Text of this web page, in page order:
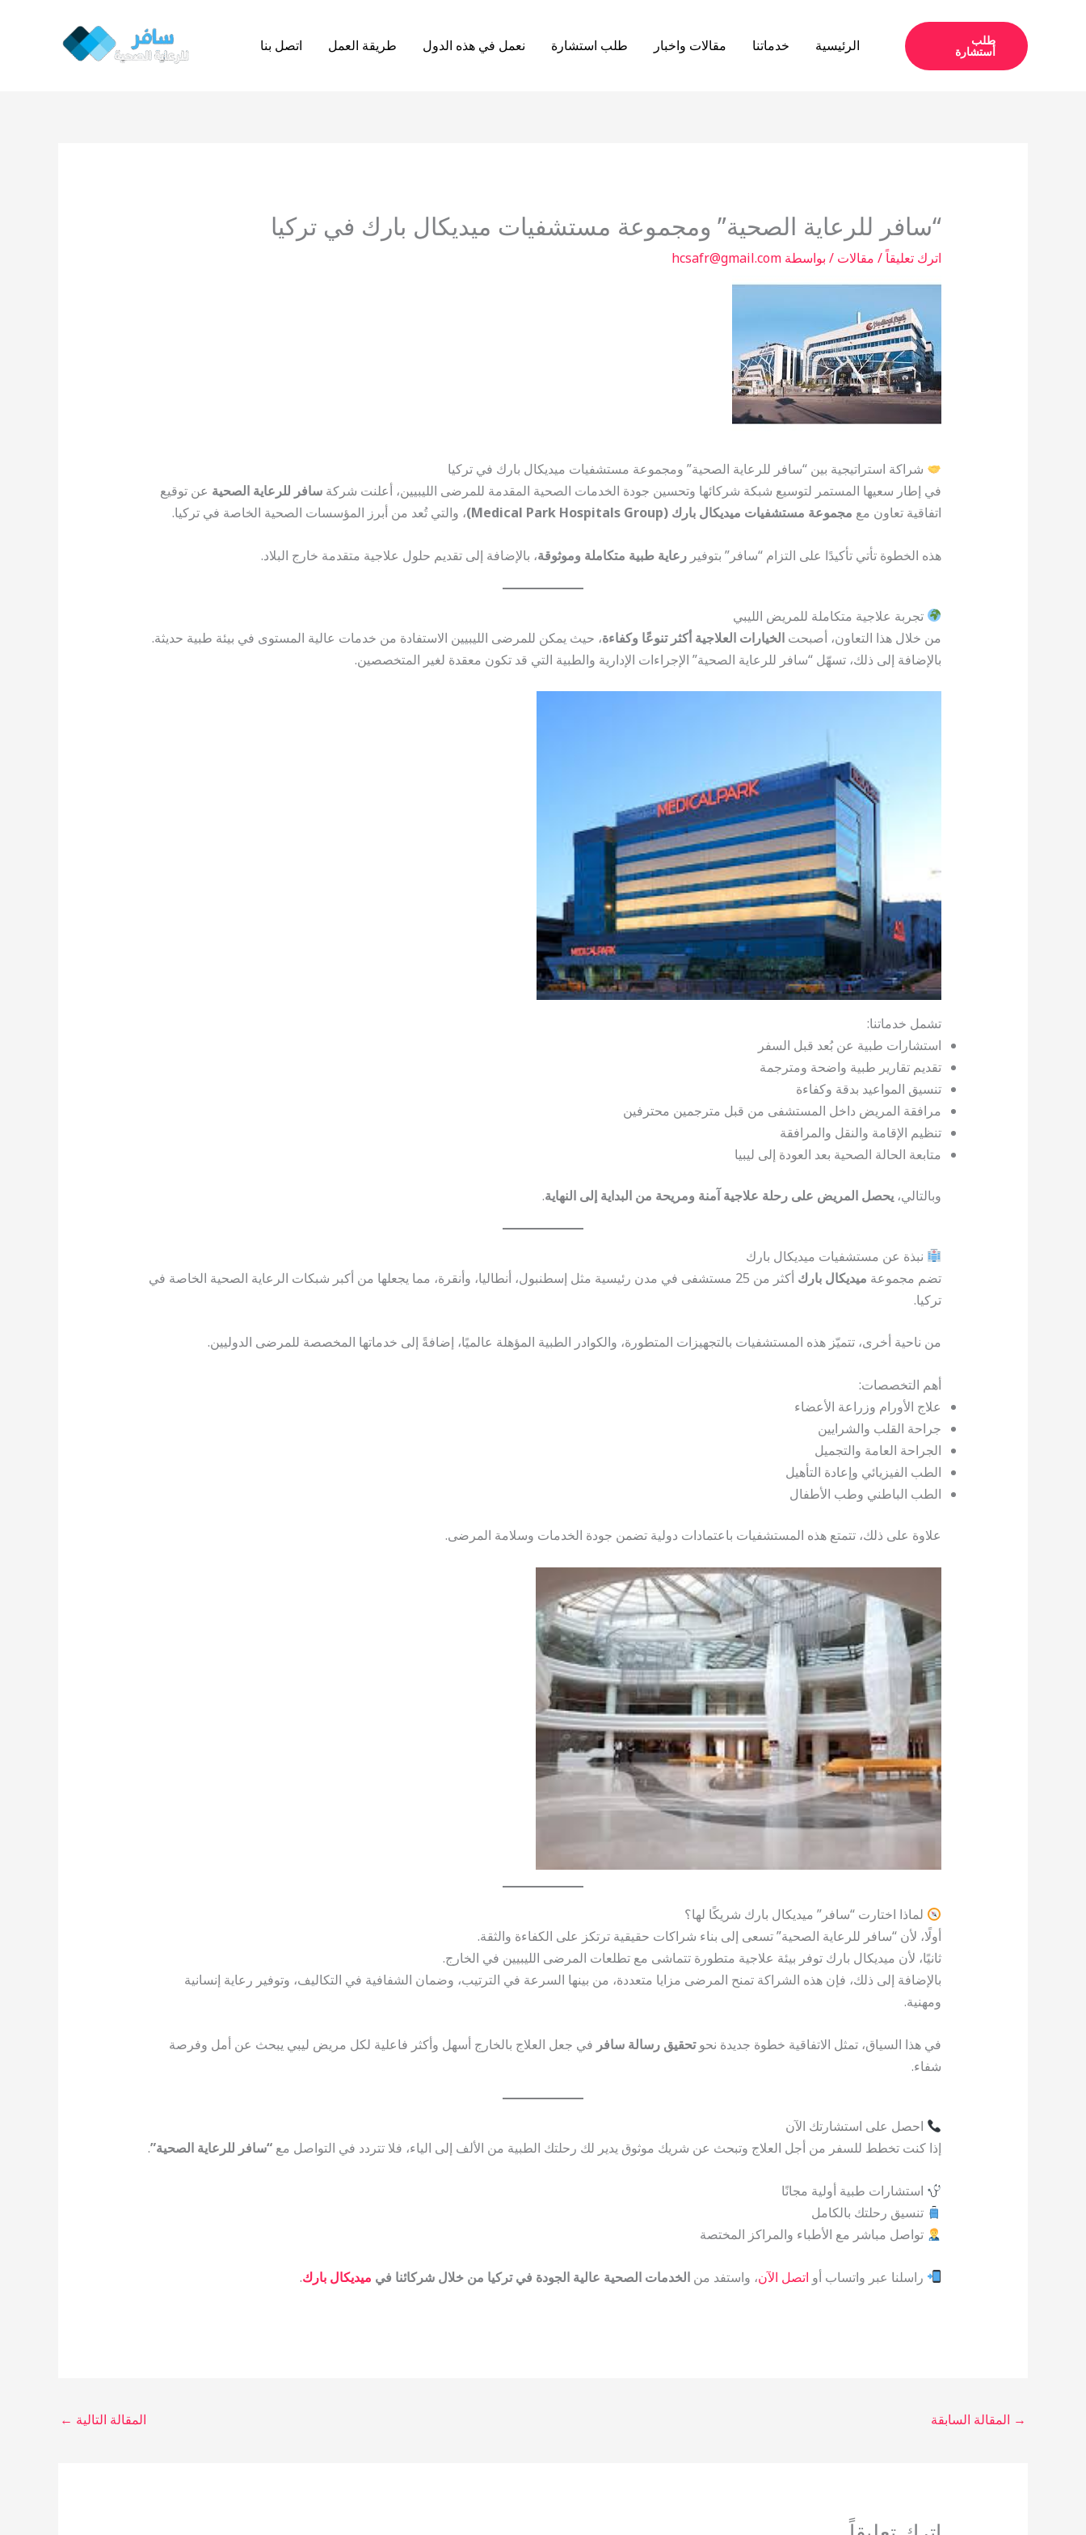
طلب
أستشارة الرئيسية خدماتنا مقالات واخبار طلب استشارة نعمل في هذه الدول طريقة العمل اتصل بنا
“سافر للرعاية الصحية” ومجموعة مستشفيات ميديكال بارك في تركيا
اترك تعليقاً/ مقالات / بواسطة hcsafr@gmail.com
شراكة استراتيجية بين “سافر للرعاية الصحية” ومجموعة مستشفيات ميديكال بارك في تركيا
في إطار سعيها المستمر لتوسيع شبكة شركائها وتحسين جودة الخدمات الصحية المقدمة للمرضى الليبيين، أعلنت شركة سافر للرعاية الصحية عن توقيع
اتفاقية تعاون مع مجموعة مستشفيات ميديكال بارك (Medical Park Hospitals Group) ، والتي تُعد من أبرز المؤسسات الصحية الخاصة في تركيا.
هذه الخطوة تأتي تأكيدًا على التزام “سافر” بتوفير رعاية طبية متكاملة وموثوقة، بالإضافة إلى تقديم حلول علاجية متقدمة خارج البلاد.
تجربة علاجية متكاملة للمريض الليبي
من خلال هذا التعاون، أصبحت الخيارات العلاجية أكثر تنوعًا وكفاءة، حيث يمكن للمرضى الليبيين الاستفادة من خدمات عالية المستوى في بيئة طبية حديثة.
بالإضافة إلى ذلك، تسهّل “سافر للرعاية الصحية” الإجراءات الإدارية والطبية التي قد تكون معقدة لغير المتخصصين.
تشمل خدماتنا:
استشارات طبية عن بُعد قبل السفر
تقديم تقارير طبية واضحة ومترجمة
تنسيق المواعيد بدقة وكفاءة
مرافقة المريض داخل المستشفى من قبل مترجمين محترفين
تنظيم الإقامة والنقل والمرافقة
متابعة الحالة الصحية بعد العودة إلى ليبيا
وبالتالي، يحصل المريض على رحلة علاجية آمنة ومريحة من البداية إلى النهاية.
نبذة عن مستشفيات ميديكال بارك
تضم مجموعة ميديكال بارك
أكثر من 25 مستشفى في مدن رئيسية مثل إسطنبول، أنطاليا، وأنقرة، مما يجعلها من أكبر شبكات الرعاية الصحية الخاصة في
تركيا.
من ناحية أخرى، تتميّز هذه المستشفيات بالتجهيزات المتطورة، والكوادر الطبية المؤهلة عالميًا، إضافةً إلى خدماتها المخصصة للمرضى الدوليين.
أهم التخصصات:
علاج الأورام وزراعة الأعضاء
جراحة القلب والشرايين
الجراحة العامة والتجميل
الطب الفيزيائي وإعادة التأهيل
الطب الباطني وطب الأطفال
علاوة على ذلك، تتمتع هذه المستشفيات باعتمادات دولية تضمن جودة الخدمات وسلامة المرضى.
لماذا اختارت “سافر” ميديكال بارك شريكًا لها؟
أولًا، لأن “سافر للرعاية الصحية” تسعى إلى بناء شراكات حقيقية ترتكز على الكفاءة والثقة.
ثانيًا، لأن ميديكال بارك توفر بيئة علاجية متطورة تتماشى مع تطلعات المرضى الليبيين في الخارج.
بالإضافة إلى ذلك، فإن هذه الشراكة تمنح المرضى مزايا متعددة، من بينها السرعة في الترتيب، وضمان الشفافية في التكاليف، وتوفير رعاية إنسانية
ومهنية.
في هذا السياق، تمثل الاتفاقية خطوة جديدة نحوتحقيق رسالة سافر في جعل العلاج بالخارج أسهل وأكثر فاعلية لكل مريض ليبي يبحث عن أمل وفرصة
شفاء.
احصل على استشارتك الآن
إذا كنت تخطط للسفر من أجل العلاج وتبحث عن شريك موثوق يدير لك رحلتك الطبية من الألف إلى الياء، فلا تتردد في التواصل مع “سافر للرعاية الصحية”.
استشارات طبية أولية مجانًا
تنسيق رحلتك بالكامل
تواصل مباشر مع الأطباء والمراكز المختصة
راسلنا عبر واتساب أو اتصل الآن، واستفد من الخدمات الصحية عالية الجودة في تركيا من خلال شركائنا في ميديكال بارك.
→ المقالة السابقة المقالة التالية ←